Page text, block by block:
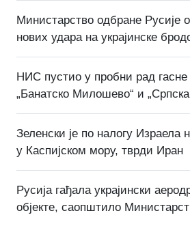
Министарство одбране Русије
нових удара на украјинске
НИС пустио у пробни рад гасне
„Банатско Милошево“ и
Зеленски је по налогу Израела
у Каспијском мору, тврди Иран
Русија гађала украјински
објекте, саопштило